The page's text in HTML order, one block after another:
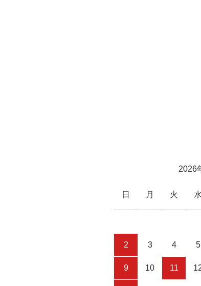
2026
日 月 火 水
2 3 4 5
9 10 11